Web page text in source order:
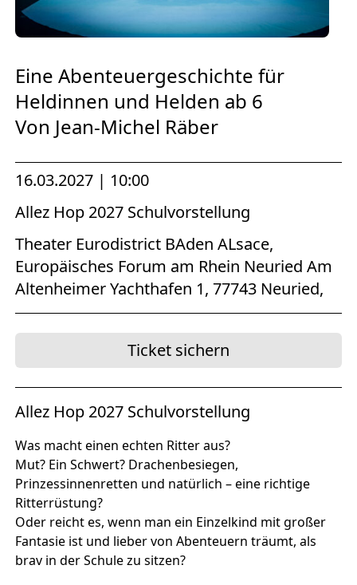
Europäischen Forum am Rhein
ALsace
Services
Eine Abenteuergeschichte für
Heldinnen und Helden ab 6
Von Jean-Michel Räber
16.03.2027 | 10:00
Allez Hop 2027 Schulvorstellung
Theater Eurodistrict BAden ALsace,
Europäisches Forum am Rhein Neuried Am
Altenheimer Yachthafen 1, 77743 Neuried,
Ticket sichern
Allez Hop 2027 Schulvorstellung
Was macht einen echten Ritter aus?
Mut? Ein Schwert? Drachenbesiegen,
Prinzessinnenretten und natürlich – eine richtige
Ritterrüstung?
Oder reicht es, wenn man ein Einzelkind mit großer
Fantasie ist und lieber von Abenteuern träumt, als
brav in der Schule zu sitzen?